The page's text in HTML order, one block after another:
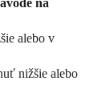
na
alebo v
nižšie alebo